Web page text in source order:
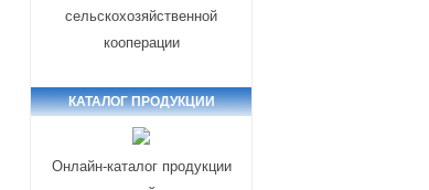
сельскохозяйственной
кооперации
КАТАЛОГ ПРОДУКЦИИ
Онлайн-каталог продукции